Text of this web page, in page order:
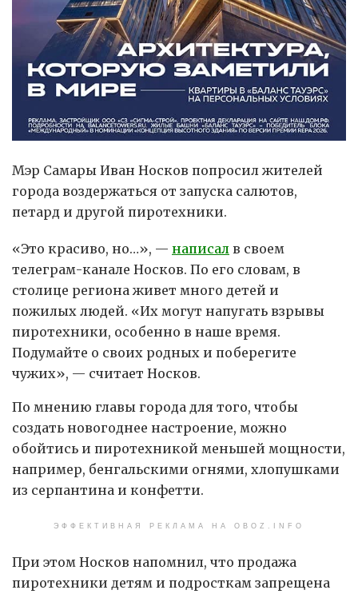
Мэр Самары Иван Носков попросил жителей
города воздержаться от запуска салютов,
петард и другой пиротехники.
«Это красиво, но…», — написал в своем
телеграм-канале Носков. По его словам, в
столице региона живет много детей и
пожилых людей. «Их могут напугать взрывы
пиротехники, особенно в наше время.
Подумайте о своих родных и поберегите
чужих», — считает Носков.
По мнению главы города для того, чтобы
создать новогоднее настроение, можно
обойтись и пиротехникой меньшей мощности,
например, бенгальскими огнями, хлопушками
из серпантина и конфетти.
ЭФФЕКТИВНАЯ РЕКЛАМА НА OBOZ.INFO
При этом Носков напомнил, что продажа
пиротехники детям и подросткам запрещена